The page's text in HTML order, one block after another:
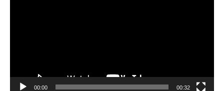
00:00 00:32